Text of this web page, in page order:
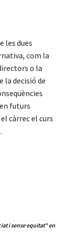
les dues
com la
o la
la decisió de
futurs
càrrec el curs
i sense equitat" en